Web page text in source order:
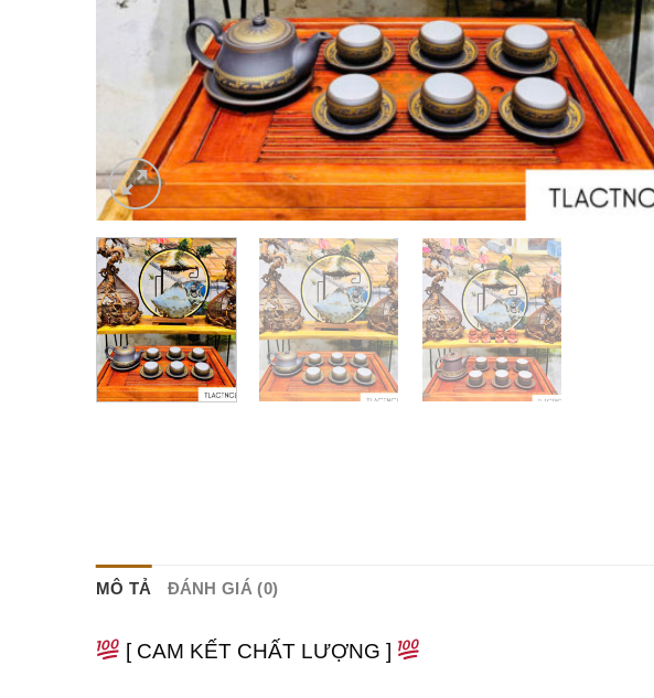
MÔ TẢ ĐÁNH GIÁ (0)
[ CAM KẾT CHẤT LƯỢNG ]